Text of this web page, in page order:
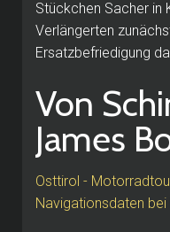
Stückchen Sacher in
Verlängerten
Ersatzbefriedigung
Von
James
Osttirol -
Navigationsdaten bei